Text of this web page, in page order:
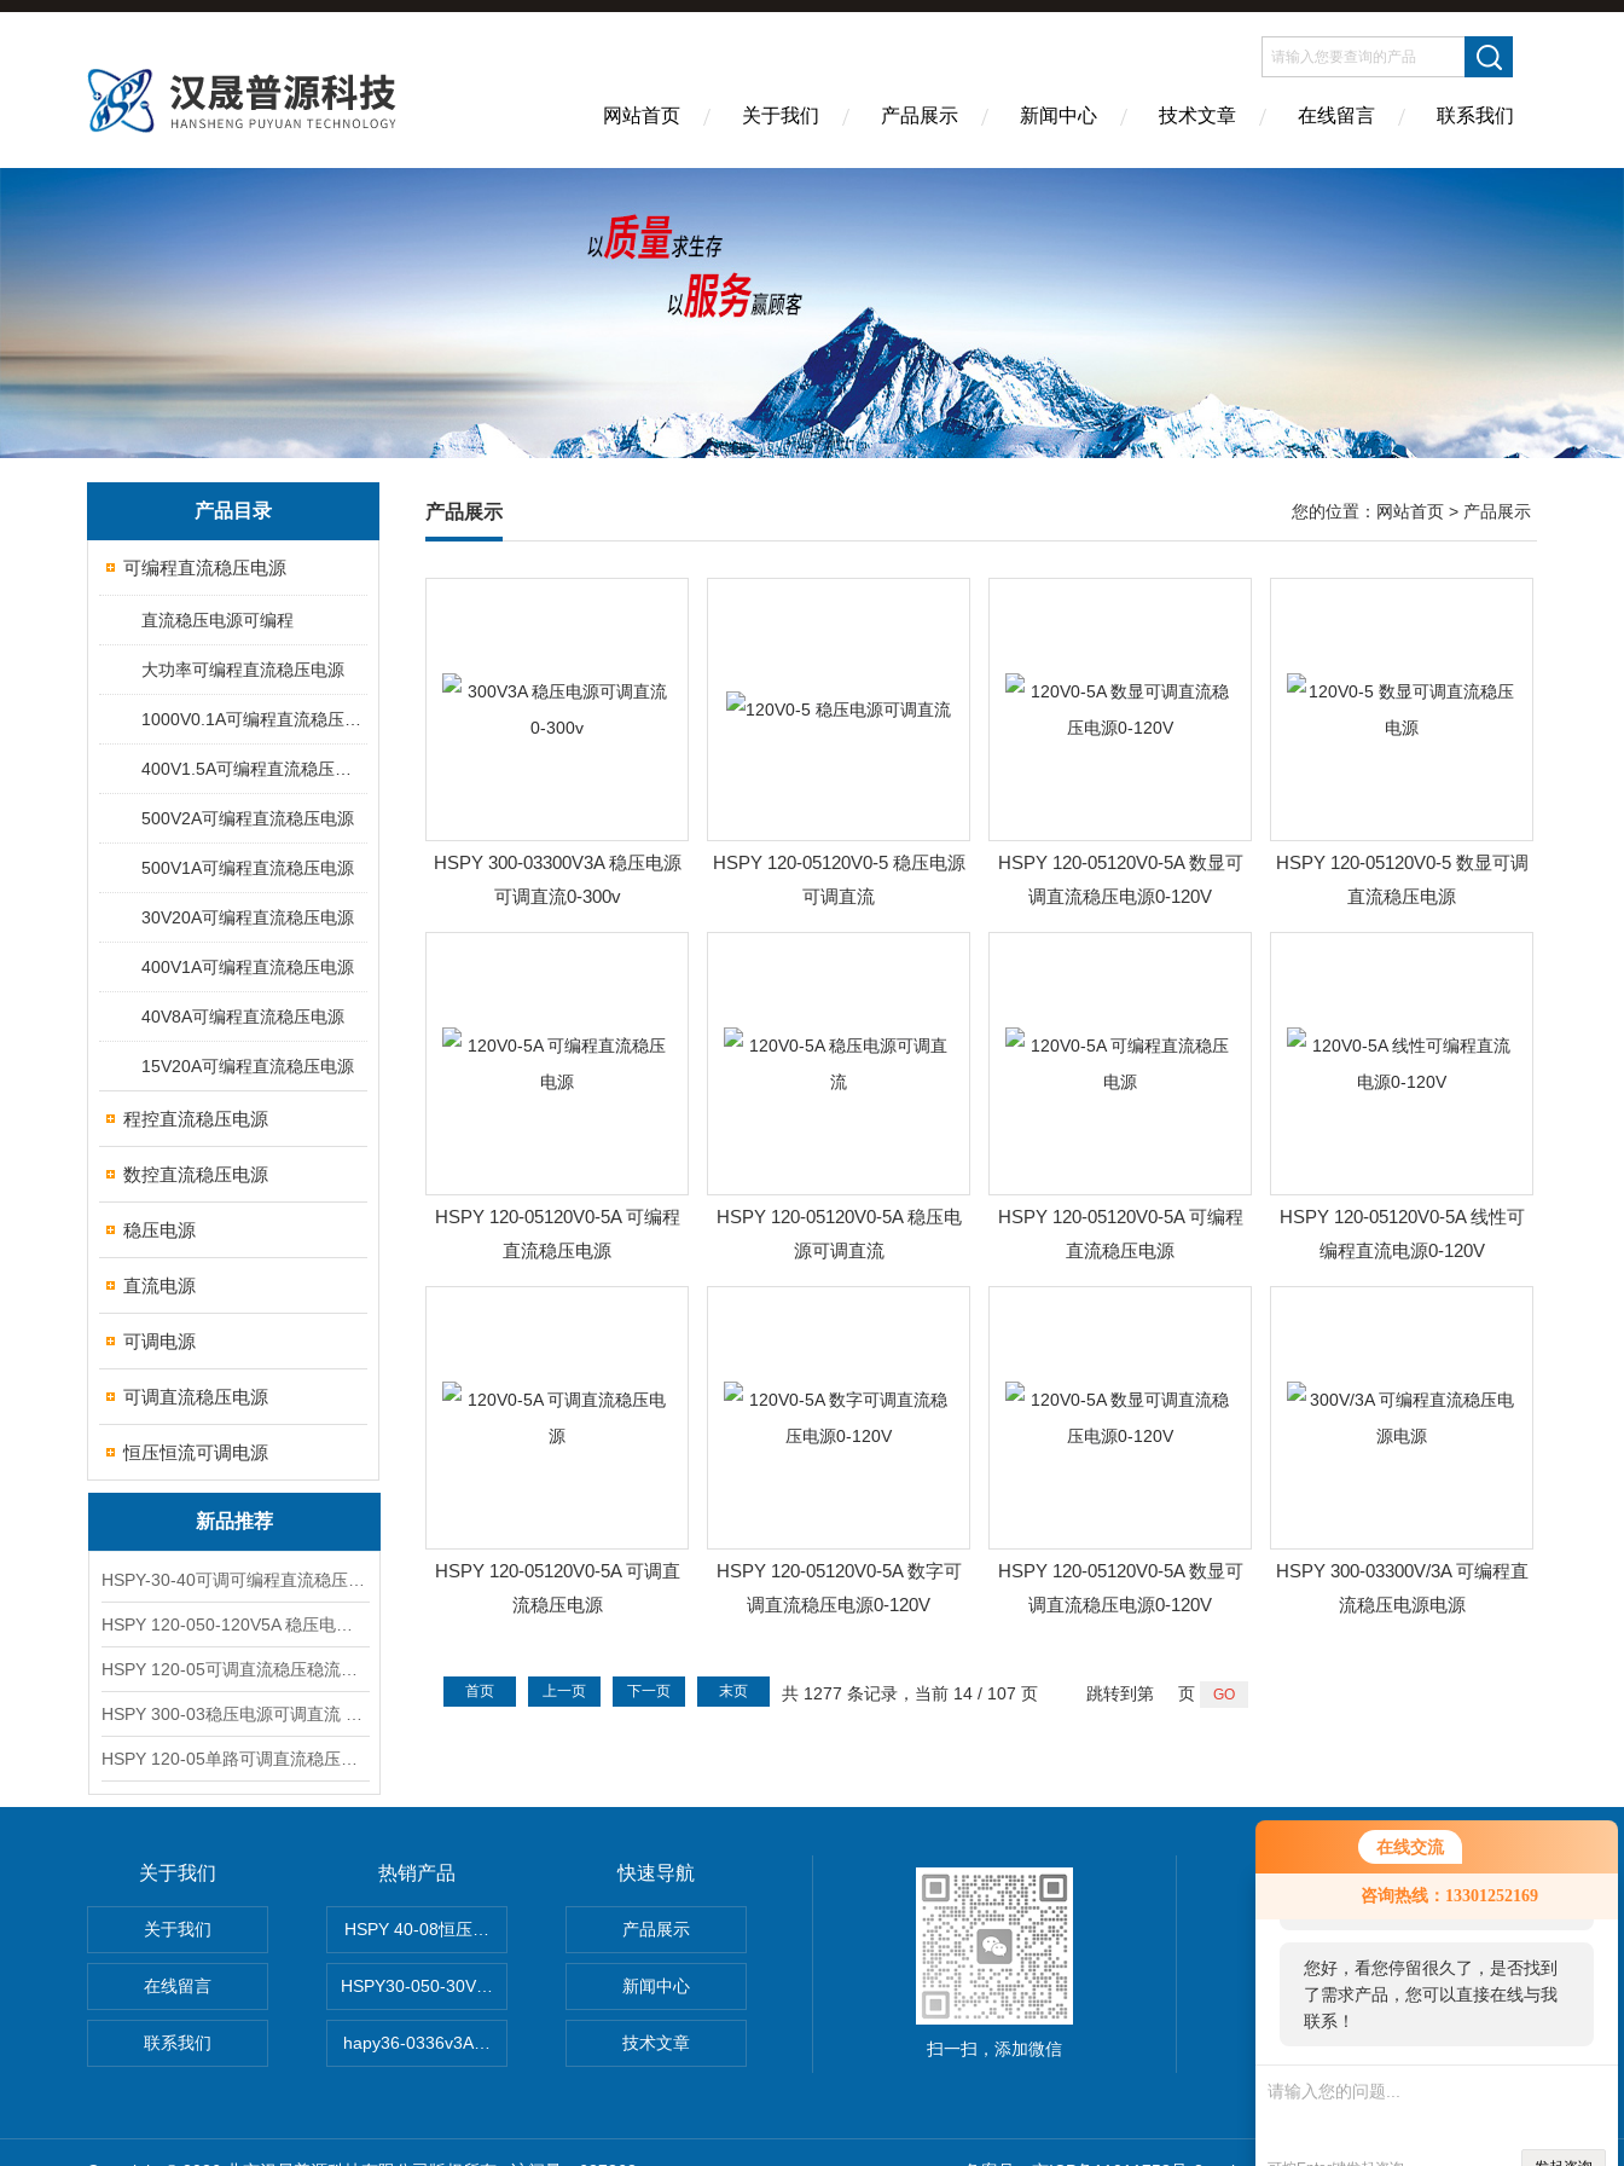
在线交流
咨询热线：13301252169
您好！欢迎前来咨询，很高兴为您
服务，请问您要咨询什么问题呢？
您好，看您停留很久了，是否找到
了需求产品，您可以直接在线与我
联系！
网站首页 关于我们 产品展示 新闻中心 技术文章 在线留言 联系我们
产品目录
可编程直流稳压电源
直流稳压电源可编程
大功率可编程直流稳压电源
500V2A可编程直流稳压电源
500V1A可编程直流稳压电源
30V20A可编程直流稳压电源
400V1A可编程直流稳压电源
40V8A可编程直流稳压电源
15V20A可编程直流稳压电源
程控直流稳压电源
数控直流稳压电源
稳压电源
直流电源
可调电源
可调直流稳压电源
恒压恒流可调电源
新品推荐
产品展示 您的位置： 网站首页 > 产品展示
HSPY 300-03300V3A 稳压电源
可调直流0-300v
HSPY 120-05120V0-5 稳压电源
可调直流
HSPY 120-05120V0-5A 数显可
调直流稳压电源0-120V
HSPY 120-05120V0-5 数显可调
直流稳压电源
HSPY 120-05120V0-5A 可编程
直流稳压电源
HSPY 120-05120V0-5A 稳压电
源可调直流
HSPY 120-05120V0-5A 可编程
直流稳压电源
HSPY 120-05120V0-5A 线性可
编程直流电源0-120V
HSPY 120-05120V0-5A 可调直
流稳压电源
HSPY 120-05120V0-5A 数字可
调直流稳压电源0-120V
HSPY 120-05120V0-5A 数显可
调直流稳压电源0-120V
HSPY 300-03300V/3A 可编程直
流稳压电源电源
共 1277 条记录，当前 14 / 107 页
首页 上一页 下一页 末页 跳转到第 页
关于我们
关于我们
在线留言
联系我们
热销产品
HSPY 40-08恒压恒流恒功率电源
HSPY30-050-30V/-05A可调直流稳压电源
hapy36-0336v3A高精度小型可编程直流稳压电源
快速导航
产品展示
新闻中心
技术文章 扫一扫，添加微信
联系我们
010-82827937